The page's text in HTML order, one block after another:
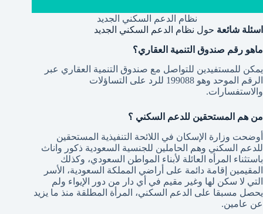
نظام الدعم السكني الجديد
اسئلة شائعة حول نظام الدعم السكني الجديد
ماهو رقم صندوق التنمية العقاري؟
يمكن للمستفيدين للتواصل مع صندوق التنمية العقاري عبر
الرقم الموحد وهو 199088 للرد على التساؤلات
والاستفسارات.
من هم المستحقين للدعم السكني ؟
أوضحت وزارة الإسكان في اللائحة التنفيذية المستحقين
للدعم السكني وهم الحاملين للجنسية السعودية ذكور واناث
باستثناء المرأه العائلة لأبناء المواطن السعودي، وكذلك
المقيمين إقامة دائمة على أراضي المملكة السعودية، الأسر
التي لا سكن لها وغير مقيم في أي دار من دور الإيواء ولم
يحصل مسبقا على الدعم السكني، المرأة المطلقة منذ ما يزيد
عن عامين.